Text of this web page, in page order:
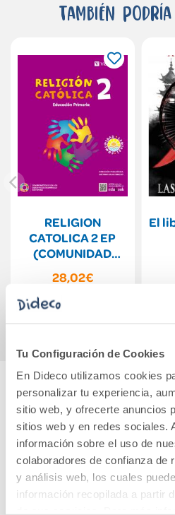
Tu Configuración de Cookies
En Dideco utilizamos cookies
personalizar tu experiencia,
sitio web, y ofrecerte anuncios
sitios web y en redes sociales.
información sobre el uso de
colaboradores de confianza de
y análisis web, los cuales
información recopilada a partir
También
RELIGION
CATOLICA 2 EP
(COMUNIDAD
28,02€
Comprar
El
Cuéntanos
¡Sé el primero en
Debes